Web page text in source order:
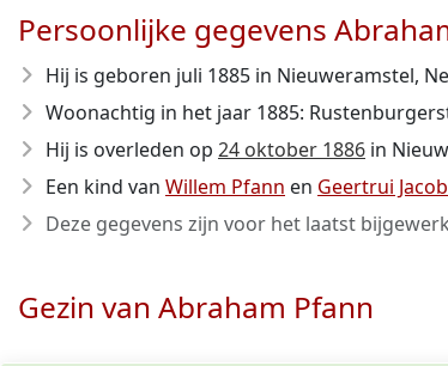
Persoonlijke gegevens
Hij is geboren juli 1885 in Nieuweramstel,
Woonachtig in het jaar 1885:
Hij is overleden op 24 oktober 1886 in
Een kind van Willem Pfann en Geertrui
Deze gegevens zijn voor het laatst
Gezin van Abraham Pfann